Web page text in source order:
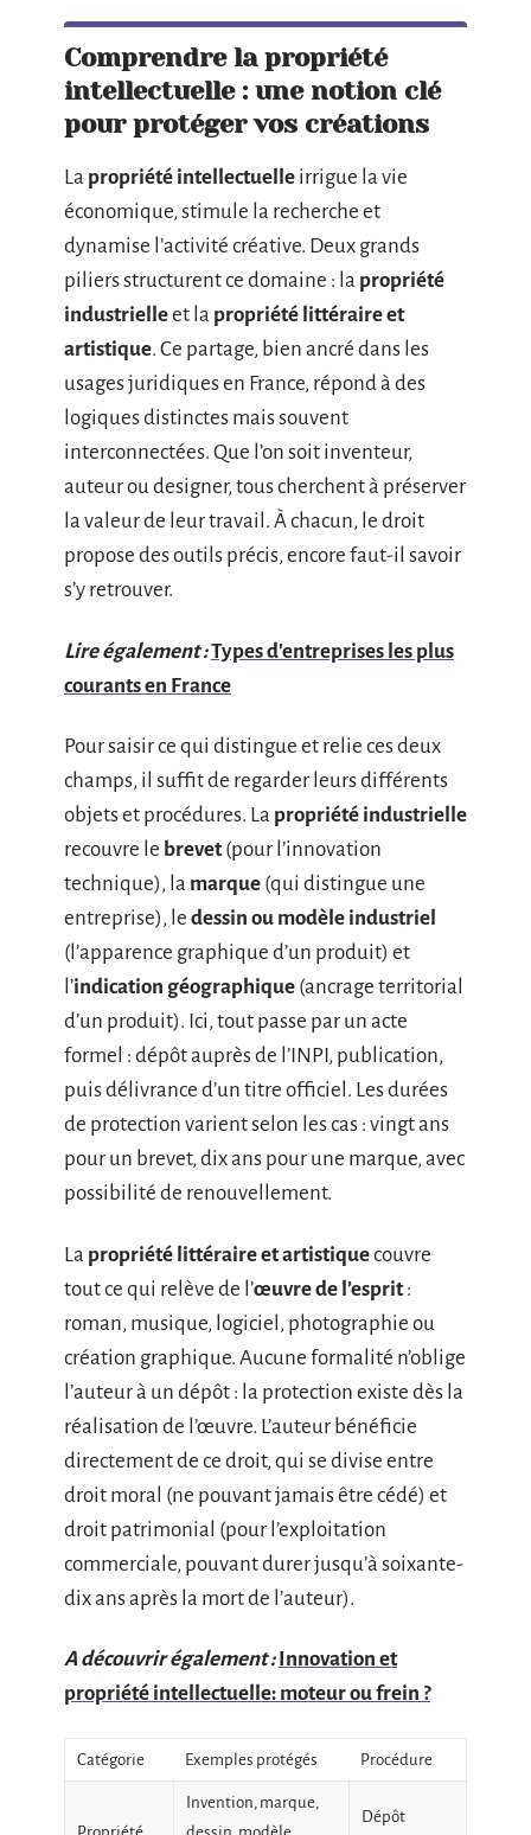
Comprendre la propriété
intellectuelle : une notion clé
pour protéger vos créations
La propriété intellectuelle irrigue la vie
économique, stimule la recherche et
dynamise l’activité créative. Deux grands
piliers structurent ce domaine : la propriété
industrielleet la propriété littéraire et
artistique. Ce partage, bien ancré dans les
usages juridiques en France, répond à des
logiques distinctes mais souvent
interconnectées. Que l’on soit inventeur,
auteur ou designer, tous cherchent à préserver
la valeur de leur travail. À chacun, le droit
propose des outils précis, encore faut-il savoir
s’y retrouver.
Lire également :Types d'entreprises les plus
courants en France
Pour saisir ce qui distingue et relie ces deux
champs, il suffit de regarder leurs différents
objets et procédures. La propriété industrielle
recouvre le brevet(pour l’innovation
technique), la marque (qui distingue une
entreprise), le dessin ou modèle industriel
(l’apparence graphique d’un produit) et
l’indication géographique (ancrage territorial
d’un produit). Ici, tout passe par un acte
formel : dépôt auprès de l’INPI, publication,
puis délivrance d’un titre officiel. Les durées
de protection varient selon les cas : vingt ans
pour un brevet, dix ans pour une marque, avec
possibilité de renouvellement.
La propriété littéraire et artistiquecouvre
tout ce qui relève de l’œuvre de l’esprit:
roman, musique, logiciel, photographie ou
création graphique. Aucune formalité n’oblige
l’auteur à un dépôt : la protection existe dès la
réalisation de l’œuvre. L’auteur bénéficie
directement de ce droit, qui se divise entre
droit moral (ne pouvant jamais être cédé) et
droit patrimonial (pour l’exploitation
commerciale, pouvant durer jusqu’à soixante-
dix ans après la mort de l’auteur).
A découvrir également : Innovation et
propriété intellectuelle: moteur ou frein ?
Catégorie Exemples protégés Procédure
Propriété
Invention, marque,
dessin, modèle,
Dépôt